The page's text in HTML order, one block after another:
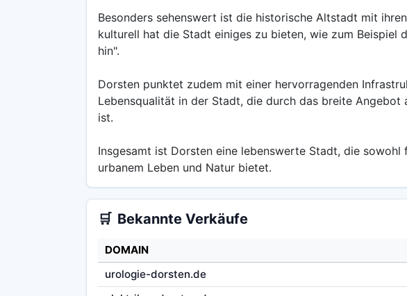
Besonders sehenswert ist die historische Altstadt mit
kulturell hat die Stadt einiges zu bieten, wie zum
hin".
Dorsten punktet zudem mit einer hervorragenden
Lebensqualität in der Stadt, die durch das breite
ist.
Insgesamt ist Dorsten eine lebenswerte Stadt, die
urbanem Leben und Natur bietet.
🛒 Bekannte Verkäufe
DOMAIN
urologie-dorsten.de